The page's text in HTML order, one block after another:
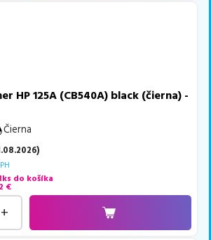
HP 125A (CB540A) black (čierna) -
Čierna
)
do košíka
€
+